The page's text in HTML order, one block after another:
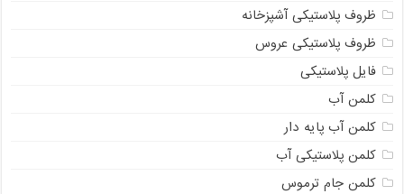
ظروف پلاستیکی آشپزخانه
ظروف پلاستیکی عروس
فایل پلاستیکی
کلمن آب
کلمن آب پایه دار
کلمن پلاستیکی آب
کلمن جام ترموس